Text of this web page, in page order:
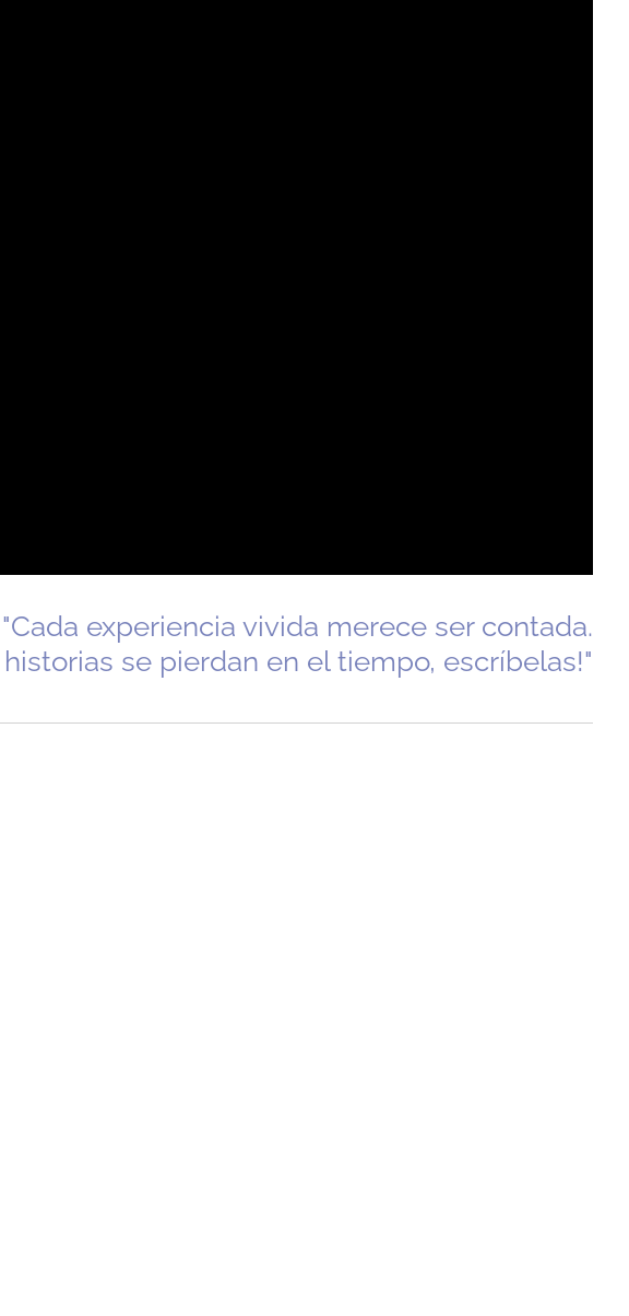
"Cada experiencia vivida merece ser contada.
se pierdan en el tiempo, escríbelas!"